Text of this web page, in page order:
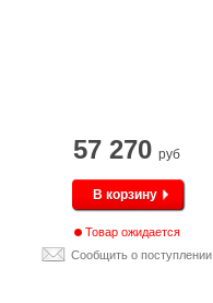
57 270 руб
В корзину
Товар ожидается
Сообщить о поступлении